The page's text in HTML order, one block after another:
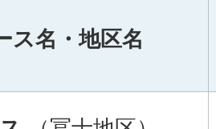
ス名・地区名